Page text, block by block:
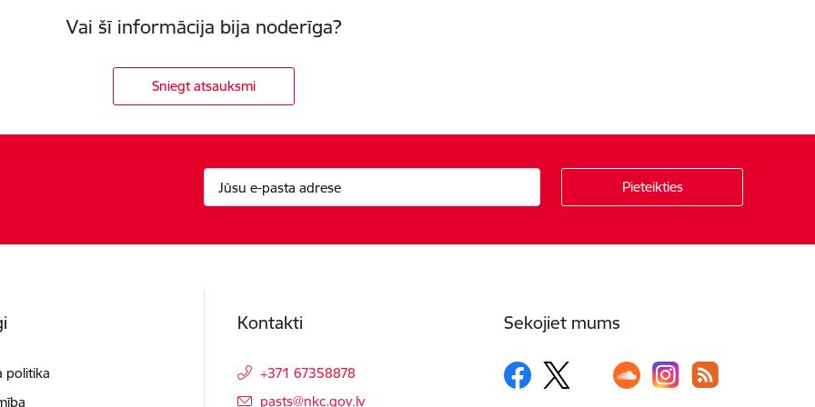
Vai šī informācija bija noderīga?
Sniegt atsauksmi
politika
Kontakti
+371 67358878
E-pasts:
pasts@nkc.gov.lv
Sekojiet mums